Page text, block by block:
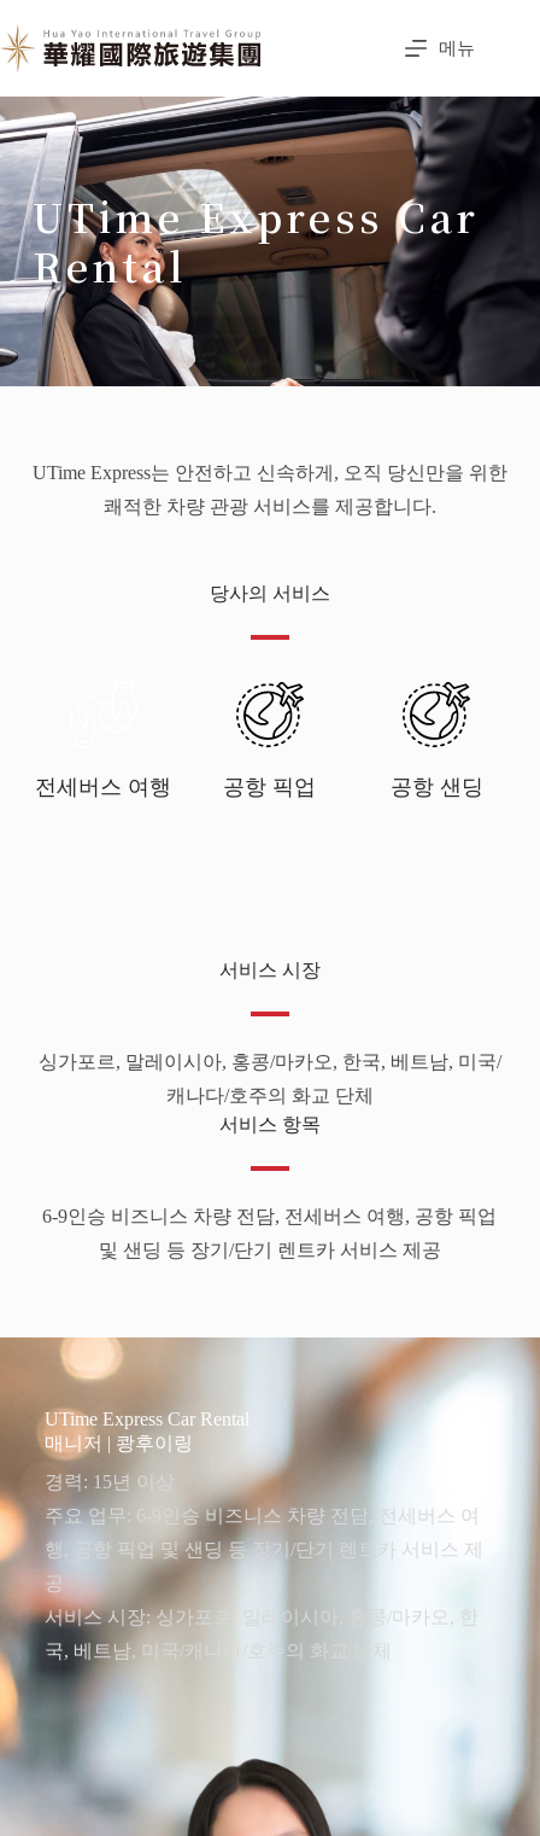
메뉴
UTime Express Car
Rental
UTime Express는 안전하고 신속하게, 오직 당신만을 위한
쾌적한 차량 관광 서비스를 제공합니다.
당사의 서비스
전세버스 여행 공항 픽업 공항 샌딩
서비스 시장
싱가포르, 말레이시아, 홍콩/마카오, 한국, 베트남, 미국/
캐나다/호주의 화교 단체
서비스 항목
6-9인승 비즈니스 차량 전담, 전세버스 여행, 공항 픽업
및 샌딩 등 장기/단기 렌트카 서비스 제공
UTime Express Car Rental
매니저 | 쾅후이링
경력: 15년 이상
주요 업무: 6-9인승 비즈니스 차량 전담, 전세버스 여
행, 공항 픽업 및 샌딩 등 장기/단기 렌트카 서비스 제
공
서비스 시장: 싱가포르, 말레이시아, 홍콩/마카오, 한
국, 베트남, 미국/캐나다/호주의 화교 단체